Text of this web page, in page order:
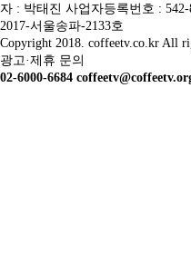
자 : 박태진 사업자등록번호 :
2017-서울송파-2133호
Copyright 2018. coffeetv.co.kr All
광고·제휴 문의
02-6000-6684